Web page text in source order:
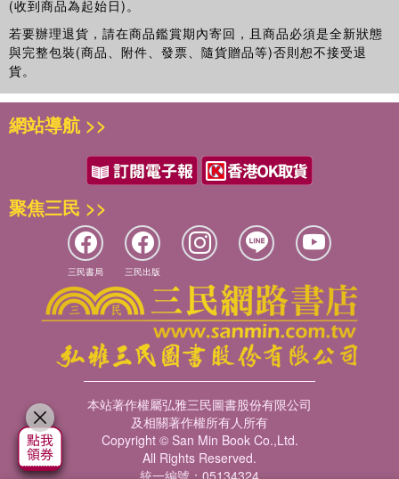
★節氣循環→從「食當季」到「懂節慶」，從吃食物延伸到學
知識。
從【學校午餐紅豆泥Oishii】，創造多元節慶食譜，連結食材
與文化意義。
將【日本冬至南瓜端上臺灣校園餐桌】，認識了日本北陸地區
的飲食文化與食材運用。
★海洋永續→藉參與食魚體驗課程，改變孩子與食物、海洋的
【虱目魚分解仔2.0與頭足變身仔】，布偶結合拆解與變形設
計，幫助孩子了解虱目魚的身體構造，以及比較頭足類差異、
建立生物辨識能力。
【海怪的傳說】，強化對頭足類的認識，並培養表達感受的能
★多元文化→藉由廣播劇、電子書、市場走讀、卡牌遊戲，讓
學生利用五感探索異國料理的文化脈絡。
【東南亞食育廣播劇與劇本電子書】，在情境化的故事中認識
東南亞飲食文化。
【⟨東南亞，來鼻芳⟩教材教具盒】，藉嗅聞、辨識、遊戲讓孩
子以五感探索香料世界。
【緬甸街的滋味小旅行】，品嚐與學習異國特色料理，透過體
驗式學習深化理解多元文化。
吃到營養美味的一餐。
謝謝讀者願意拿起這本凝聚眾人心力的成果，我們邀請您參與
鋪墊厚植孩子們成長路上踏實的養分，一起走出在教育與生活
中共同守護的那片土地。
請讀者先不要敲碗。
副菜―蜜汁鮑菇
湯品―豆漿肉片活力湯
2-2我和學校午餐有過節―食當季食當令
․食育動萬花筒:日本冬至南瓜端上臺灣校園餐桌
主食―米香芋福
主食―香Q油飯
主食―衝刺（蔥赤）肉刈包
主食―紅豆燒賣
主食―五行炒飯
主菜―梅香Q雞
主菜―綠竹筍燒雞
主菜―桔香如意
主菜―金鑽鳳梨雞
主菜―番茄燉肉
主菜―果香洋蔥豬柳
主菜―紅豆泥好吃的肉醬
副菜―乳酪時蔬烤蛋
副菜―脆炒鮮筍
和世界建立連結的旅程。無論是家人之間的彼此關心、教育者
陪伴學生的使命，或是個人照料管理自己生活的層面，稍稍功
利的說，一定只贏不輸，還不愁有源源不絕與飲食有關的素材
等著挖、豐富多元的素養與知識可以學習，最棒的是可能還很
好吃，變成與家人朋友共同創造和分享的美味，讓我們因此吃
至於其他的贏面，當然還有更多
詞：聊聊菜色的口味、猜猜這道料理的食材和調味料，或在某
個季節節慶時間點回憶那一桌美食的故事，還有什麼比飲食共
同經驗更能自然的打開話匣子呢？
跟學齡的大小孩子「破冰」就更簡單了，從「今天學校營養午
餐吃什麼？」起頭，無論對象是自己的子女、認識不深的學生
或台下聽演講的小朋友聽眾，都能引起熱烈的討論及酣暢的對
話，不用多做說明，我們都知道這個問題比「作業寫完了
嗎？」、「數學考幾分？」好太多了。或許這正是食物的魔
法，真的能讓對話變得無壓力。
食育視角打開了一扇窗戶，窺見日常裡被忽略的訊號。養小小
孩和毛小孩的人都懂，飲食裡藏著身心靈狀態與成長故事， 平
常大快朵頤下肚的食物突然只吃一點點，這是牙痛的生理問題
還是存心要減肥的容貌焦慮呢？照顧者把握機會循著線索去了
(收到商品為起始日)。
若要辦理退貨，請在商品鑑賞期內寄回，且商品必須是全新狀態
與完整包裝(商品、附件、發票、隨貨贈品等)否則恕不接受退
貨。
網站導航 >>
聚焦三民 >>
三民書局 三民出版
本站著作權屬弘雅三民圖書股份有限公司
及相關著作權所有人所有
Copyright © San Min Book Co.,Ltd.
All Rights Reserved.
統一編號：05134324